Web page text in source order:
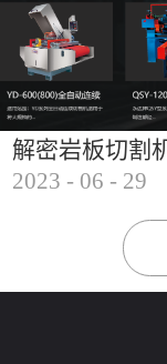
有高效、节能、
少的设备之一。
是很多消费者不
切机厂家，是保
解密岩板切割
2023 - 06 - 29